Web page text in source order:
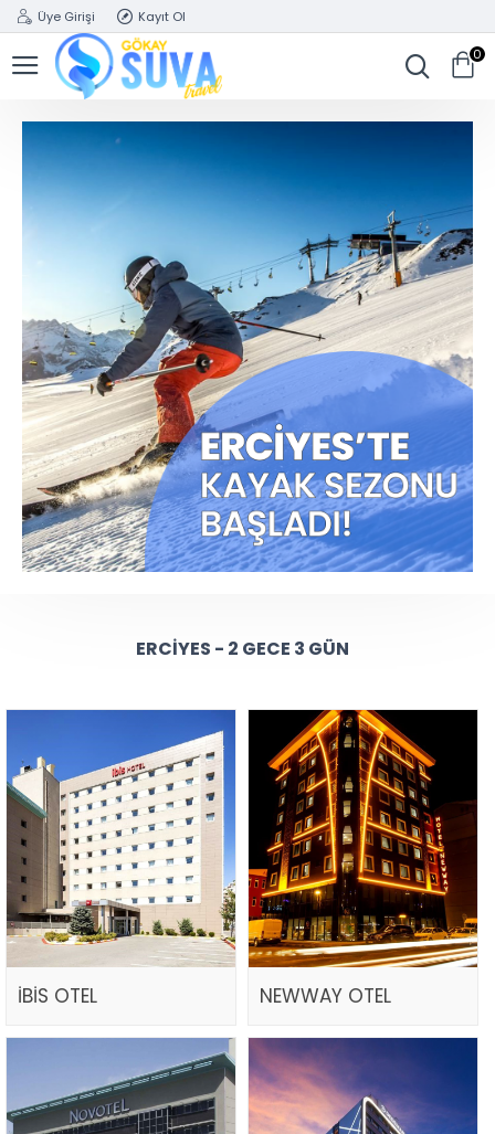
Üye Girişi Kayıt Ol
0
ERCIYES - 2 GECE 3 GÜN
İBİS OTEL NEWWAY OTEL